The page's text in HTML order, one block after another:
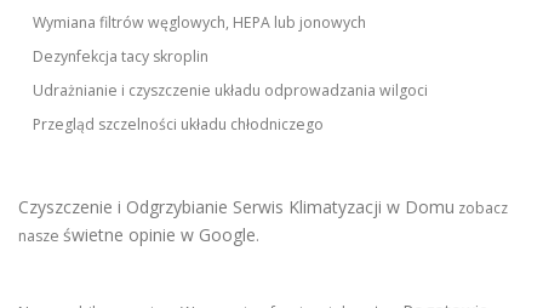
Wymiana filtrów węglowych, HEPA lub jonowych
Dezynfekcja tacy skroplin
Udrażnianie i czyszczenie układu odprowadzania wilgoci
Przegląd szczelności układu chłodniczego
Czyszczenie i Odgrzybianie Serwis Klimatyzacji w Domu zobacz
nasze świetne opinie w Google.